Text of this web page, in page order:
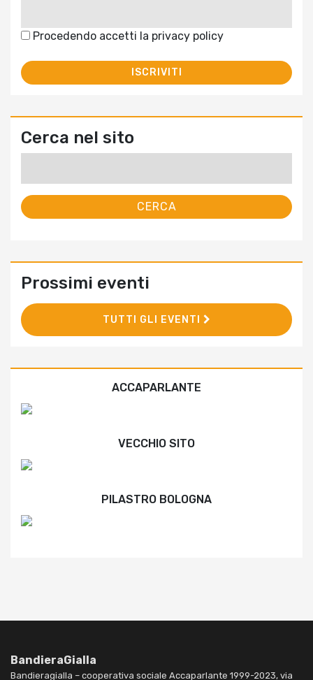
Procedendo accetti la privacy policy
Cerca nel sito
Prossimi eventi
TUTTI GLI EVENTI
ACCAPARLANTE
VECCHIO SITO
PILASTRO BOLOGNA
BandieraGialla
Bandieragialla – cooperativa sociale Accaparlante 1999-2023, via